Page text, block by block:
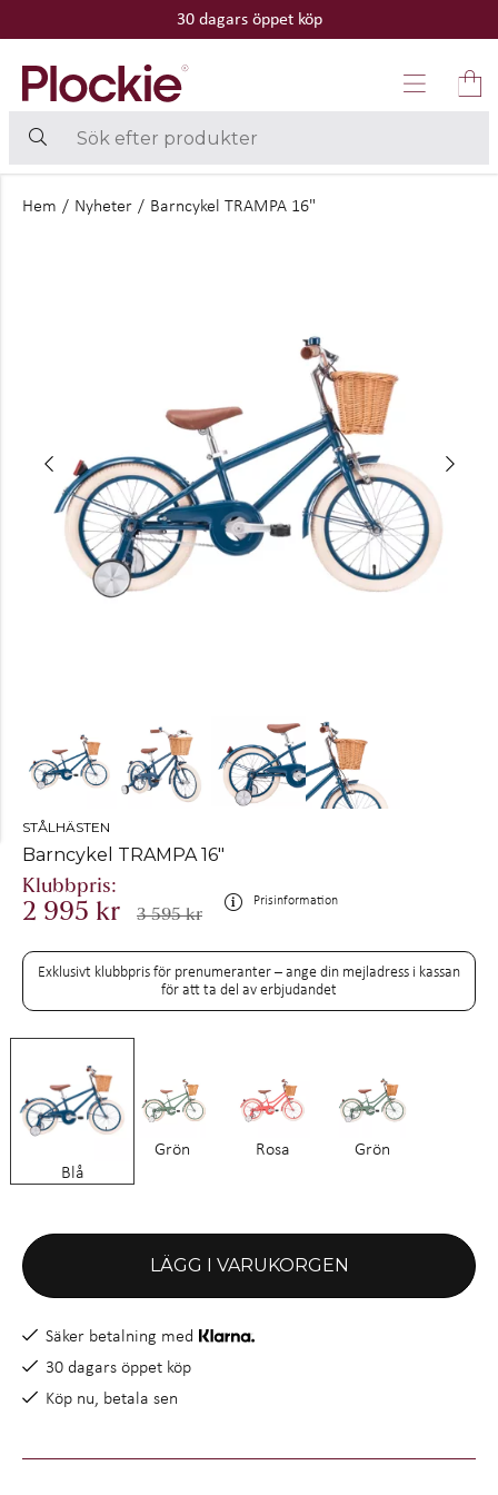
30 dagars öppet köp
Hem / Nyheter / Barncykel TRAMPA 16"
STÅLHÄSTEN
Barncykel TRAMPA 16"
2 995 kr 3 595 kr
Prisinformation
Exklusivt klubbpris för prenumeranter – ange din mejladress i kassan
för att ta del av erbjudandet
Blå
Grön Rosa Grön
LÄGG I VARUKORGEN
Säker betalning med
30 dagars öppet köp
Köp nu, betala sen